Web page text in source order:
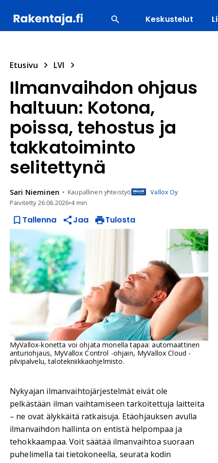
Keskustelut
Etusivu LVI
Ilmanvaihdon ohjaus
haltuun: Kotona,
poissa, tehostus ja
takkatoiminto
selitettynä
Sari Nieminen Kaupallinen yhteistyö
Vallox Oy
Päivitetty26.06.2026•4 min
Tallenna Jaa Tulosta
MyVallox-konetta voi ohjata monella tapaa: automaattinen
anturiohjaus, MyVallox Control -ohjain, MyVallox Cloud -
pilvipalvelu, talotekniikkaohjelmisto.
Nykyajan ilmanvaihtojärjestelmät eivät ole
pelkästään ilman vaihtamiseen tarkoitettuja laitteita
– ne ovat älykkäitä ratkaisuja. Etäohjauksen avulla
ilmanvaihdon hallinta on entistä helpompaa ja
tehokkaampaa. Voit säätää ilmanvaihtoa suoraan
puhelimella tai tietokoneella, seurata kodin